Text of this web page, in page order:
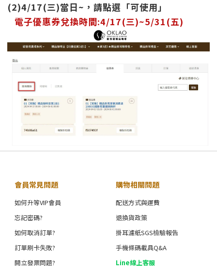
(2)4/17(三)當日~，請點選「可使用」
電子優惠券兌換時間:4/17(三)~5/31(五)
會員常見問題
如何升等VIP會員
忘記密碼?
如何取消訂單?
訂單刷卡失敗?
開立發票問題?
購物相關問題
配送方式與運費
退換貨政策
掛耳濾紙SGS檢驗報告
手機條碼載具Q&A
Line線上客服